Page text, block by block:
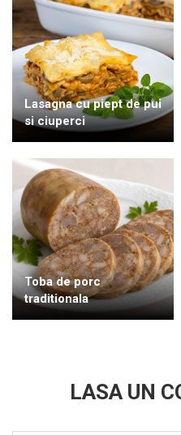
Lasagna cu piept de pui
si ciuperci
Toba de porc
traditionala
LASA UN